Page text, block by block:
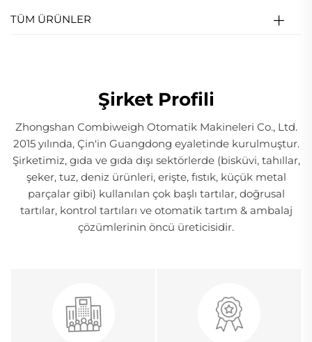
TÜM ÜRÜNLER
Şirket Profili
Zhongshan Combiweigh Otomatik Makineleri Co., Ltd.
2015 yılında, Çin'in Guangdong eyaletinde kurulmuştur.
Şirketimiz, gıda ve gıda dışı sektörlerde (bisküvi, tahıllar,
şeker, tuz, deniz ürünleri, erişte, fıstık, küçük metal
parçalar gibi) kullanılan çok başlı tartılar, doğrusal
tartılar, kontrol tartıları ve otomatik tartım & ambalaj
çözümlerinin öncü üreticisidir.